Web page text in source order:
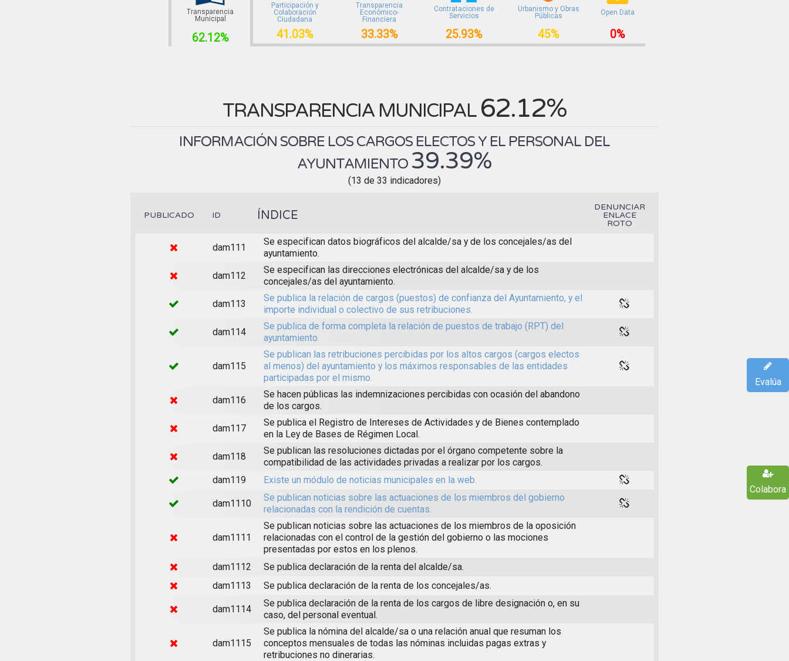
Transparencia
Municipal
62.12%
Participación y
Colaboración
Ciudadana
41.03%
Transparencia
Económico-
Financiera
33.33%
Contrataciones de
Servicios
25.93%
Urbanismo y Obras
Públicas
45%
Open Data
0%
TRANSPARENCIA MUNICIPAL 62.12%
INFORMACIÓN SOBRE LOS CARGOS ELECTOS Y EL PERSONAL DEL
AYUNTAMIENTO 39.39%
(13 de 33 indicadores)
PUBLICADO ID ÍNDICE
DENUNCIAR
ENLACE
ROTO
dam111
Se especifican datos biográficos del alcalde/sa y de los concejales/as del
ayuntamiento.
dam112
Se especifican las direcciones electrónicas del alcalde/sa y de los
concejales/as del ayuntamiento.
dam113
Se publica la relación de cargos (puestos) de confianza del Ayuntamiento, y el
importe individual o colectivo de sus retribuciones.
dam114
Se publica de forma completa la relación de puestos de trabajo (RPT) del
ayuntamiento.
dam115
Se publican las retribuciones percibidas por los altos cargos (cargos electos
al menos) del ayuntamiento y los máximos responsables de las entidades
participadas por el mismo.
dam116
Se hacen públicas las indemnizaciones percibidas con ocasión del abandono
de los cargos.
dam117
Se publica el Registro de Intereses de Actividades y de Bienes contemplado
en la Ley de Bases de Régimen Local.
dam118
Se publican las resoluciones dictadas por el órgano competente sobre la
compatibilidad de las actividades privadas a realizar por los cargos.
dam119
Existe un módulo de noticias municipales en la web.
dam1110
Se publican noticias sobre las actuaciones de los miembros del gobierno
relacionadas con la rendición de cuentas.
dam1111
Se publican noticias sobre las actuaciones de los miembros de la oposición
relacionadas con el control de la gestión del gobierno o las mociones
presentadas por estos en los plenos.
dam1112
Se publica declaración de la renta del alcalde/sa.
dam1113
Se publica declaración de la renta de los concejales/as.
dam1114
Se publica declaración de la renta de los cargos de libre designación o, en su
caso, del personal eventual.
dam1115
Se publica la nómina del alcalde/sa o una relación anual que resuman los
conceptos mensuales de todas las nóminas incluidas pagas extras y
retribuciones no dinerarias.
Evalúa
Colabora